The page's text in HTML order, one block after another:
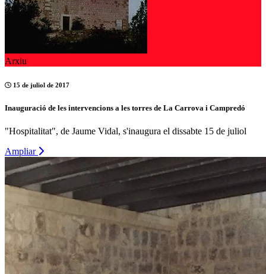
Arxiu
15 de juliol de 2017
Inauguració de les intervencions a les torres de La Carrova i Campredó
"Hospitalitat", de Jaume Vidal, s'inaugura el dissabte 15 de juliol
Ampliar